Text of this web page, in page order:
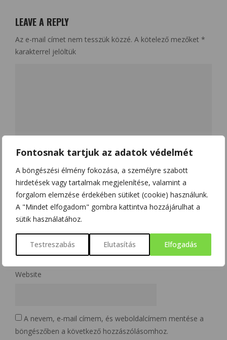
Fontosnak tartjuk az adatok védelmét
A böngészési élmény fokozása, a személyre szabott
hirdetések vagy tartalmak megjelenítése, valamint a
forgalom elemzése érdekében sütiket (cookie) használunk.
A "Mindet elfogadom" gombra kattintva hozzájárulhat a
sütik használatához.
Testreszabás Elutasítás Elfogadás
LEAVE A REPLY
Az e-mail címet nem tesszük közzé. A kötelező mezőket *
karakterrel jelöltük
Name*
Website
A nevem, e-mail címem, és weboldalcímem mentése a
böngészőben a következő hozzászólásomhoz.